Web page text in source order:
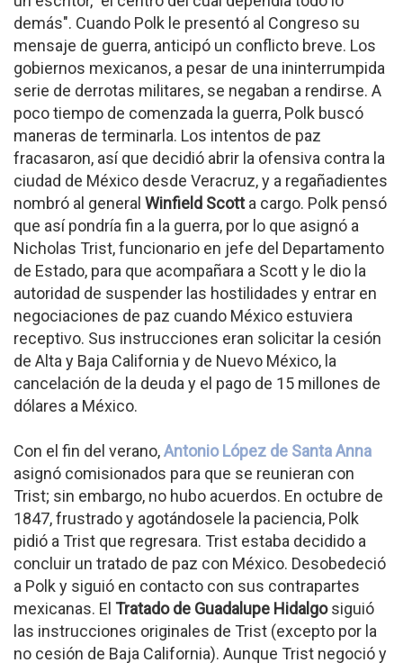
demás". Cuando Polk le presentó al Congreso su
mensaje de guerra, anticipó un conflicto breve. Los
gobiernos mexicanos, a pesar de una ininterrumpida
serie de derrotas militares, se negaban a rendirse. A
poco tiempo de comenzada la guerra, Polk buscó
maneras de terminarla. Los intentos de paz
fracasaron, así que decidió abrir la ofensiva contra la
ciudad de México desde Veracruz, y a regañadientes
nombró al general Winfield Scotta cargo. Polk pensó
que así pondría fin a la guerra, por lo que asignó a
Nicholas Trist, funcionario en jefe del Departamento
de Estado, para que acompañara a Scott y le dio la
autoridad de suspender las hostilidades y entrar en
negociaciones de paz cuando México estuviera
receptivo. Sus instrucciones eran solicitar la cesión
de Alta y Baja California y de Nuevo México, la
cancelación de la deuda y el pago de 15 millones de
dólares a México.
Con el fin del verano,Antonio López de Santa Anna
asignó comisionados para que se reunieran con
Trist; sin embargo, no hubo acuerdos. En octubre de
1847, frustrado y agotándosele la paciencia, Polk
pidió a Trist que regresara. Trist estaba decidido a
concluir un tratado de paz con México. Desobedeció
a Polk y siguió en contacto con sus contrapartes
mexicanas. El Tratado de Guadalupe Hidalgosiguió
las instrucciones originales de Trist (excepto por la
no cesión de Baja California). Aunque Trist negoció y